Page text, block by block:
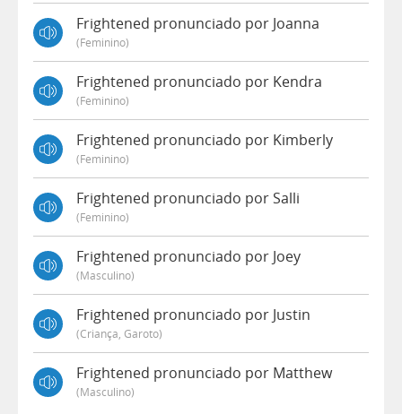
Frightened pronunciado por Joanna
(feminino)
Frightened pronunciado por Kendra
(feminino)
Frightened pronunciado por Kimberly
(feminino)
Frightened pronunciado por Salli
(feminino)
Frightened pronunciado por Joey
(masculino)
Frightened pronunciado por Justin
(criança, Garoto)
Frightened pronunciado por Matthew
(masculino)